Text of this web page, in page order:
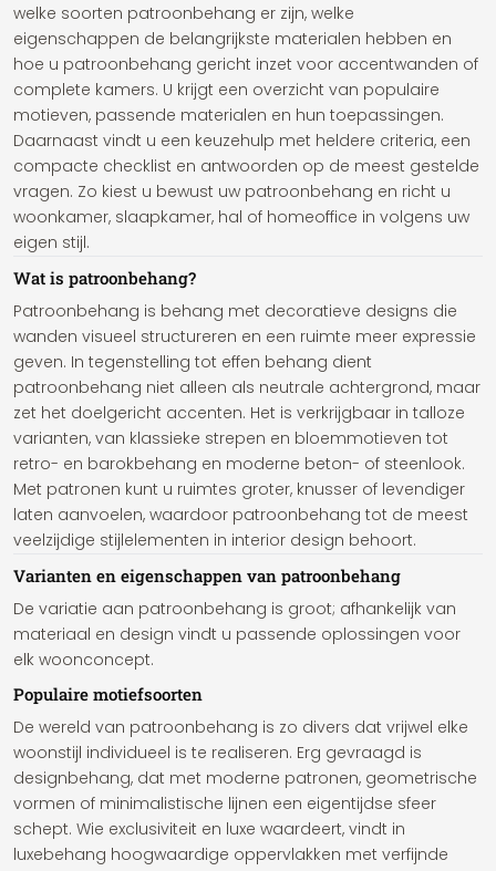
welke soorten patroonbehang er zijn, welke
eigenschappen de belangrijkste materialen hebben en
hoe u patroonbehang gericht inzet voor accentwanden of
complete kamers. U krijgt een overzicht van populaire
motieven, passende materialen en hun toepassingen.
Daarnaast vindt u een keuzehulp met heldere criteria, een
compacte checklist en antwoorden op de meest gestelde
vragen. Zo kiest u bewust uw patroonbehang en richt u
woonkamer, slaapkamer, hal of homeoffice in volgens uw
eigen stijl.
Wat is patroonbehang?
Patroonbehang is behang met decoratieve designs die
wanden visueel structureren en een ruimte meer expressie
geven. In tegenstelling tot effen behang dient
patroonbehang niet alleen als neutrale achtergrond, maar
zet het doelgericht accenten. Het is verkrijgbaar in talloze
varianten, van klassieke strepen en bloemmotieven tot
retro- en barokbehang en moderne beton- of steenlook.
Met patronen kunt u ruimtes groter, knusser of levendiger
laten aanvoelen, waardoor patroonbehang tot de meest
veelzijdige stijlelementen in interior design behoort.
Varianten en eigenschappen van patroonbehang
De variatie aan patroonbehang is groot; afhankelijk van
materiaal en design vindt u passende oplossingen voor
elk woonconcept.
Populaire motiefsoorten
De wereld van patroonbehang is zo divers dat vrijwel elke
woonstijl individueel is te realiseren. Erg gevraagd is
designbehang, dat met moderne patronen, geometrische
vormen of minimalistische lijnen een eigentijdse sfeer
schept. Wie exclusiviteit en luxe waardeert, vindt in
luxebehang hoogwaardige oppervlakken met verfijnde